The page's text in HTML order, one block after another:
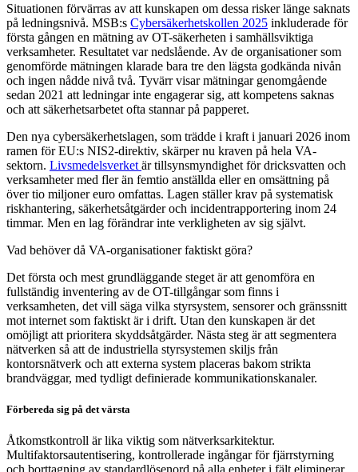
Situationen förvärras av att kunskapen om dessa risker länge saknats
på ledningsnivå. MSB:s Cybersäkerhetskollen 2025 inkluderade för
första gången en mätning av OT-säkerheten i samhällsviktiga
verksamheter. Resultatet var nedslående. Av de organisationer som
genomförde mätningen klarade bara tre den lägsta godkända nivån
och ingen nådde nivå två. Tyvärr visar mätningar genomgående
sedan 2021 att ledningar inte engagerar sig, att kompetens saknas
och att säkerhetsarbetet ofta stannar på papperet.
Den nya cybersäkerhetslagen, som trädde i kraft i januari 2026 inom
ramen för EU:s NIS2-direktiv, skärper nu kraven på hela VA-
sektorn. Livsmedelsverket är tillsynsmyndighet för dricksvatten och
verksamheter med fler än femtio anställda eller en omsättning på
över tio miljoner euro omfattas. Lagen ställer krav på systematisk
riskhantering, säkerhetsåtgärder och incidentrapportering inom 24
timmar. Men en lag förändrar inte verkligheten av sig självt.
Vad behöver då VA-organisationer faktiskt göra?
Det första och mest grundläggande steget är att genomföra en
fullständig inventering av de OT-tillgångar som finns i
verksamheten, det vill säga vilka styrsystem, sensorer och gränssnitt
mot internet som faktiskt är i drift. Utan den kunskapen är det
omöjligt att prioritera skyddsåtgärder. Nästa steg är att segmentera
nätverken så att de industriella styrsystemen skiljs från
kontorsnätverk och att externa system placeras bakom strikta
brandväggar, med tydligt definierade kommunikationskanaler.
Förbereda sig på det värsta
Åtkomstkontroll är lika viktig som nätverksarkitektur.
Multifaktorsautentisering, kontrollerade ingångar för fjärrstyrning